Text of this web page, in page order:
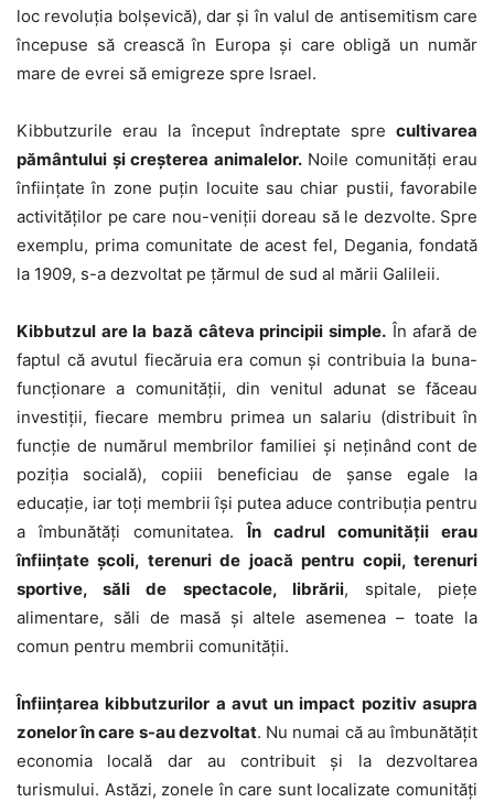
loc revoluția bolșevică), dar și în valul de antisemitism care
începuse să crească în Europa și care obligă un număr
mare de evrei să emigreze spre Israel.
Kibbutzurile erau la început îndreptate spre cultivarea
pământului și creșterea animalelor.Noile comunități erau
înființate în zone puțin locuite sau chiar pustii, favorabile
activităților pe care nou-veniții doreau să le dezvolte. Spre
exemplu, prima comunitate de acest fel, Degania, fondată
la 1909, s-a dezvoltat pe țărmul de sud al mării Galileii.
Kibbutzul are la bază câteva principii simple. În afară de
faptul că avutul fiecăruia era comun și contribuia la buna-
funcționare a comunității, din venitul adunat se făceau
investiții, fiecare membru primea un salariu (distribuit în
funcție de numărul membrilor familiei și neținând cont de
poziția socială), copiii beneficiau de șanse egale la
educație, iar toți membrii își putea aduce contribuția pentru
a îmbunătăți comunitatea.În cadrul comunității erau
înființate școli, terenuri de joacă pentru copii, terenuri
sportive, săli de spectacole, librării, spitale, piețe
alimentare, săli de masă și altele asemenea – toate la
comun pentru membrii comunității.
Înființarea kibbutzurilor a avut un impact pozitiv asupra
zonelor în care s-au dezvoltat. Nu numai că au îmbunătățit
economia locală dar au contribuit și la dezvoltarea
turismului. Astăzi, zonele în care sunt localizate comunități